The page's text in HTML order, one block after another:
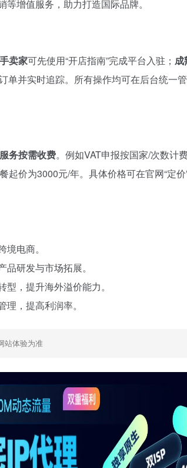
增值服务，助力打造国际品牌。
卖家可先使用“开店指南”完成平台入驻； 成
单并实时追踪。所有操作均可在后台统一
务按需收费。例如VAT申报按国家/次数计
价为3000元/年。具体价格可在官网“定
电商。
研发与市场拓展。
，提升海外溢价能力。
，提高利润率。
站体验为准